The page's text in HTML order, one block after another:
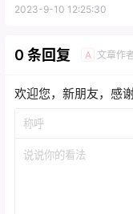
2023-9-10 12:25:30
0 条回复 A 文章作
欢迎您，新朋友，感